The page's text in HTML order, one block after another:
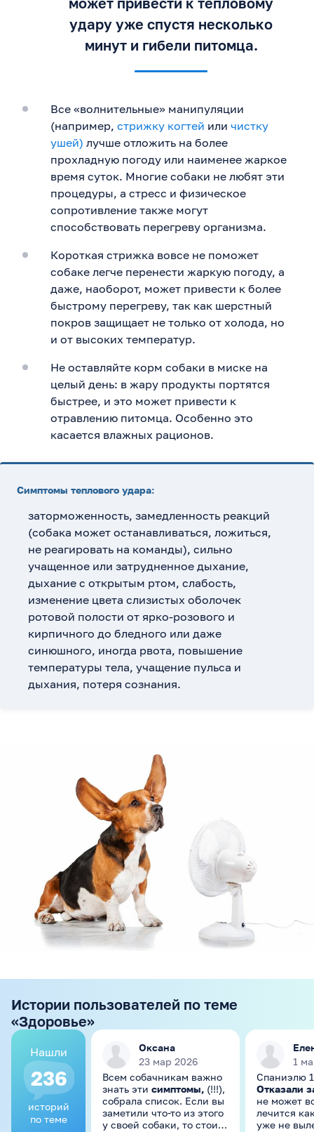
удару уже спустя несколько
минут и гибели питомца.
Все «волнительные» манипуляции
(например, стрижку когтей или чистку
ушей) лучше отложить на более
прохладную погоду или наименее жаркое
время суток. Многие собаки не любят эти
процедуры, а стресс и физическое
сопротивление также могут
способствовать перегреву организма.
Короткая стрижка вовсе не поможет
собаке легче перенести жаркую погоду, а
даже, наоборот, может привести к более
быстрому перегреву, так как шерстный
покров защищает не только от холода, но
и от высоких температур.
Не оставляйте корм собаки в миске на
целый день: в жару продукты портятся
быстрее, и это может привести к
отравлению питомца. Особенно это
касается влажных рационов.
Симптомы теплового удара:
заторможенность, замедленность реакций
(собака может останавливаться, ложиться,
не реагировать на команды), сильно
учащенное или затрудненное дыхание,
дыхание с открытым ртом, слабость,
изменение цвета слизистых оболочек
ротовой полости от ярко-розового и
кирпичного до бледного или даже
синюшного, иногда рвота, повышение
температуры тела, учащение пульса и
дыхания, потеря сознания.
Истории пользователей по теме
«Здоровье»
Нашли
236
историй
по теме
Оксана
23 мар 2026
Всем собачникам важно
знать эти симптомы, (!!!),
собрала список. Если вы
заметили что-то из этого
у своей собаки, то стоит
1
Спаниэлю
Отказали
не может
лечится
уже не